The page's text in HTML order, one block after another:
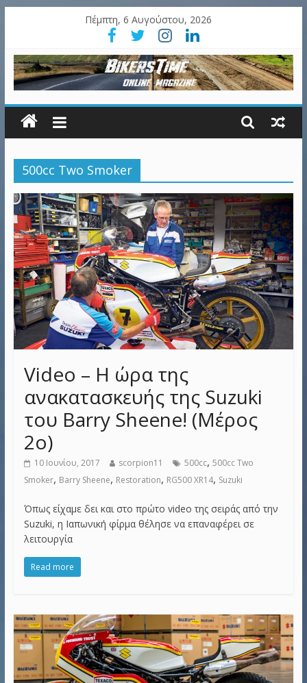
Πέμπτη, 6 Αυγούστου, 2026
500cc Two Smoker
Video – Η ώρα της
ανακατασκευής της Suzuki
του Barry Sheene! (Μέρος
2ο)
10 Ιουνίου, 2017 scorpion11 500cc, 500cc Two
Smoker, Barry Sheene, Restoration, RG500 XR14, Suzuki
Όπως είχαμε δει και στο πρώτο video της σειράς από την
Suzuki, η Ιαπωνική φίρμα θέλησε να επαναφέρει σε
λειτουργία
Read more